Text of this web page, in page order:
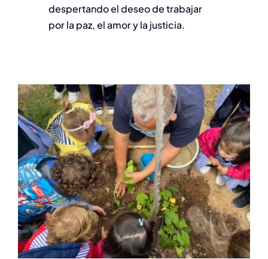
despertando el deseo de trabajar
por la paz, el amor y la justicia.